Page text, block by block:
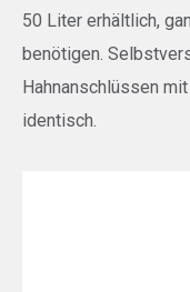
50 Liter erhältlich,
benötigen.
Hahnanschlüssen
identisch.